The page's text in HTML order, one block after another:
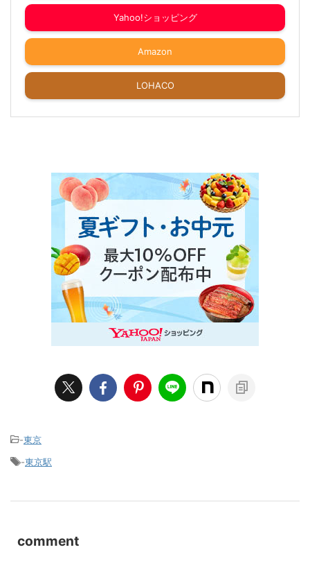
Yahoo!ショッピング
Amazon
LOHACO
-東京
-東京駅
comment